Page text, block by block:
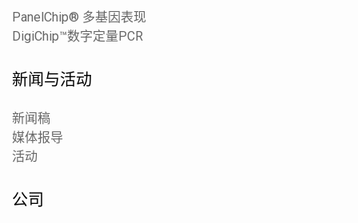
PanelChip® 多基因表现
DigiChip™数字定量PCR
新闻与活动
新闻稿
媒体报导
活动
公司